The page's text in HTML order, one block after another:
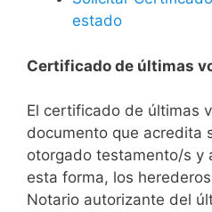
estado
Certificado de últimas
El certificado de últimas
documento que acredita
otorgado testamento/s y
esta forma, los
Notario autorizante del